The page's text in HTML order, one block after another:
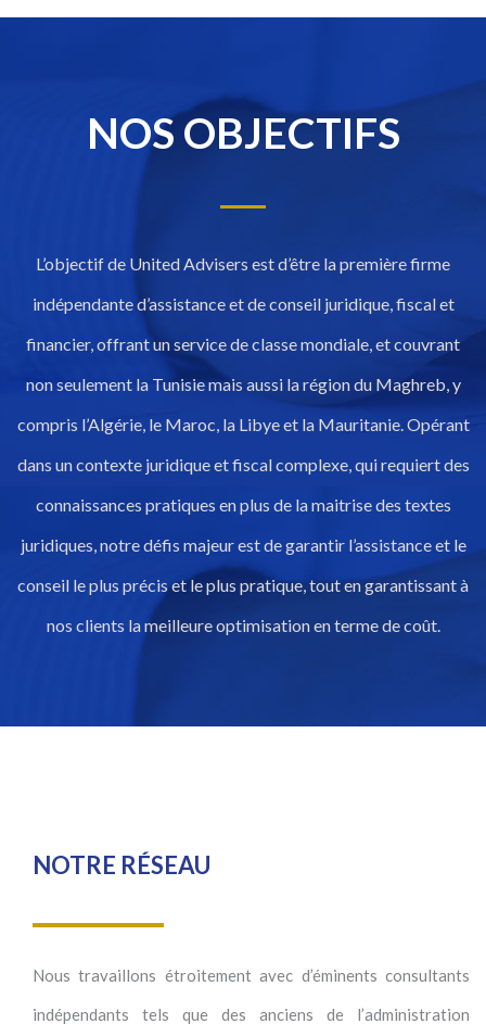
NOS OBJECTIFS
L’objectif de United Advisers est d’être la première firme
indépendante d’assistance et de conseil juridique, fiscal et
financier, offrant un service de classe mondiale, et couvrant
non seulement la Tunisie mais aussi la région du Maghreb, y
compris l’Algérie, le Maroc, la Libye et la Mauritanie. Opérant
dans un contexte juridique et fiscal complexe, qui requiert des
connaissances pratiques en plus de la maitrise des textes
juridiques, notre défis majeur est de garantir l’assistance et le
conseil le plus précis et le plus pratique, tout en garantissant à
nos clients la meilleure optimisation en terme de coût.
NOTRE RÉSEAU
Nous travaillons étroitement avec d’éminents consultants
indépendants tels que des anciens de l’administration